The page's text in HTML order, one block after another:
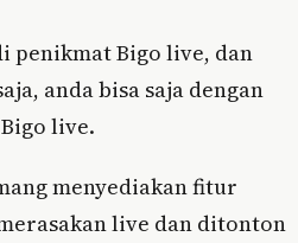
penikmat Bigo live, dan
anda bisa saja dengan
live.
menyediakan fitur
live dan ditonton